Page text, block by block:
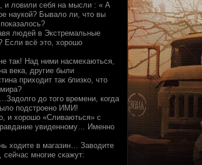
и ловили себя на мысли : « А
наукой? Бывало ли, что вы
людей в Экстремальные
Если всё это, хорошо
так! Над ними насмехаються,
века, другие были
приходит так близко, что
до того времени, когда
подстроено ИМИ!
и хорошо «Сливаються» с
увиденному… Именно
ходите в магазин… Заводите
многие скажут: